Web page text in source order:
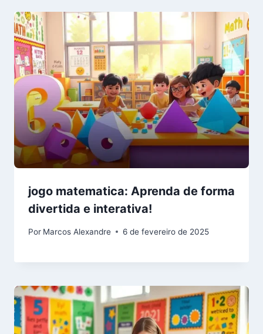
jogo matematica: Aprenda de forma
divertida e interativa!
Por Marcos Alexandre 6 de fevereiro de 2025